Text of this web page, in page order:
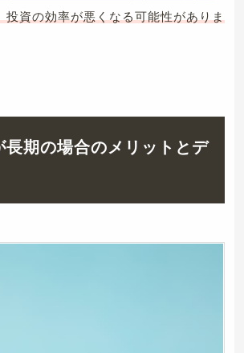
投資の効率が悪くなる可能性がありま
長期の場合のメリットとデ